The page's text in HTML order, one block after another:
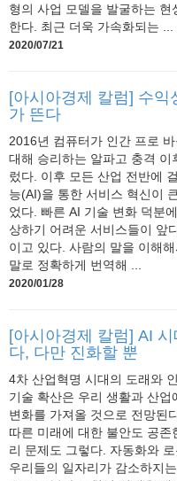
형의 사업 모델을 발굴하는
한다. 최근 더욱 가속화되는 ...
2020/07/21
[아시아경제 칼럼] 수익
가 뜬다
2016년 컴퓨터가 인간 프로
대해 승리하는 알파고 충격 이
렀다. 이후 모든 산업 전반에
능(AI)을 통한 서비스 혁신이
었다. 빠른 AI 기술 변화 덕분
상하기 어려운 서비스들이 앞
이고 있다. 사람의 말을 이해
말로 정확하게 번역해 ...
2020/01/28
[아시아경제 칼럼] AI
다, 다만 진화할 뿐
4차 산업혁명 시대의 도래와
기술 확산은 우리 생활과 산업
변화를 가져올 것으로 전망된
따른 미래에 대한 불안도 공존
리 문제도 그렇다. 자동화와
우리들의 일자리가 감소하지